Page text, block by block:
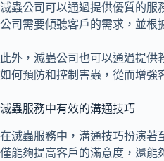
滅蟲公司可以通過提供優質的服
公司需要傾聽客戶的需求，並根
此外，滅蟲公司也可以通過提供
如何預防和控制害蟲，從而增強
滅蟲服務中有效的溝通技巧
在滅蟲服務中，溝通技巧扮演著
僅能夠提高客戶的滿意度，還能